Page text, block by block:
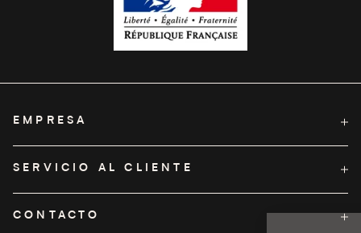
EMPRESA
SERVICIO AL CLIENTE
CONTACTO